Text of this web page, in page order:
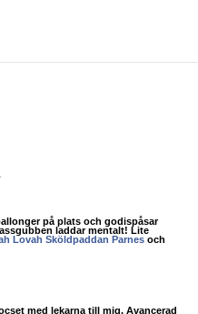
på plats och godispåsar
laddar mentalt! Lite
Lovah Sköldpaddan Parnes och
med lekarna till mig. Avancerad